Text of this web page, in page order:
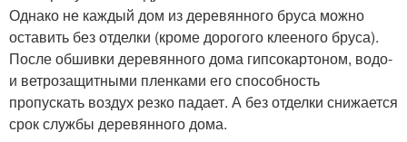
Однако не каждый дом из деревянного бруса можно
оставить без отделки (кроме дорогого клееного бруса).
После обшивки деревянного дома гипсокартоном, водо-
и ветрозащитными пленками его способность
пропускать воздух резко падает. А без отделки снижается
срок службы деревянного дома.